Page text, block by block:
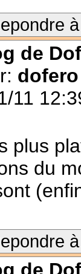
de
dofero
11
plus
du